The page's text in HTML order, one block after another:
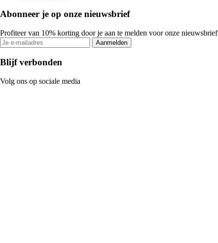
Abonneer je op onze nieuwsbrief
Profiteer van 10% korting door je aan te melden voor onze nieuwsbrief
Aanmelden
Blijf verbonden
Volg ons op sociale media